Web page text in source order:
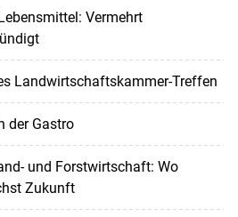
Vermehrt
Landwirtschaftskammer-Treffen
der Gastro
und Forstwirtschaft: Wo
Zukunft